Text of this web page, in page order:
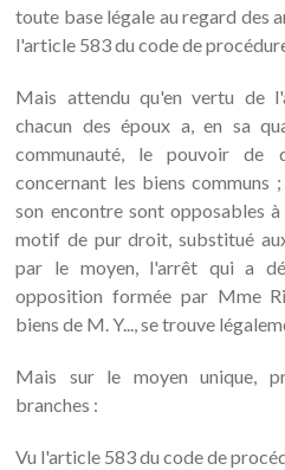
toute base légale au regard des
l'article 583 du code de
Mais attendu qu'en vertu de
chacun des époux a, en sa
communauté, le pouvoir de
concernant les biens communs
son encontre sont opposables
motif de pur droit, substitué
par le moyen, l'arrêt qui a
opposition formée par Mme
biens de M. Y..., se trouve
Mais sur le moyen unique,
branches :
Vu l'article 583 du code de